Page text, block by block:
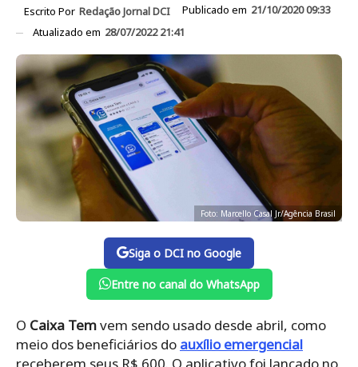
Escrito Por Redação Jornal DCI Publicado em 21/10/2020 09:33
Atualizado em 28/07/2022 21:41
Foto: Marcello Casal Jr/Agência Brasil
Siga o DCI no Google
Entre no canal do WhatsApp
O Caixa Temvem sendo usado desde abril, como
meio dos beneficiários do auxílio emergencial